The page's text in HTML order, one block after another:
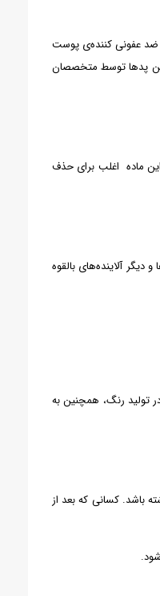
ضد عفونی کننده‌ی پوست
این پدها توسط متخصصان
ماده اغلب برای حذف
آلاینده‌های بالقوه
تولید رنگ، همچنین به
باشد. کسانی که بعد از